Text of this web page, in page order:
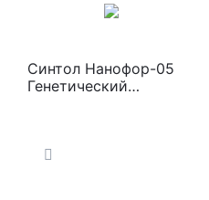
Синтол Нанофор-05
Генетический